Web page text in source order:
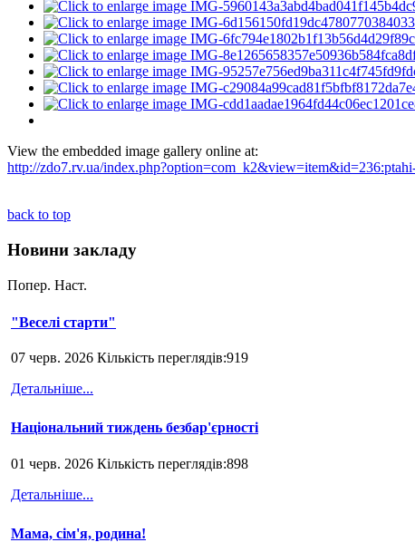
View the embedded image gallery online at:
http://zdo7.rv.ua/
back to top
Новини закладу
Попер. Наст.
"Веселі старти"
07 черв. 2026 Кількість переглядів:919
Детальніше...
Національний тиждень безбар'єрності
01 черв. 2026 Кількість переглядів:898
Детальніше...
Мама, сім'я, родина!